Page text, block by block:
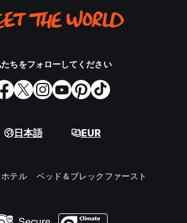
ちをフォローしてください
日本語 EUR
ホテル ベッド＆ブレックファースト